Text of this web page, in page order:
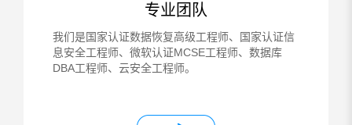
专业团队
我们是国家认证数据恢复高级工程师、国家认证信
息安全工程师、微软认证MCSE工程师、数据库
DBA工程师、云安全工程师。